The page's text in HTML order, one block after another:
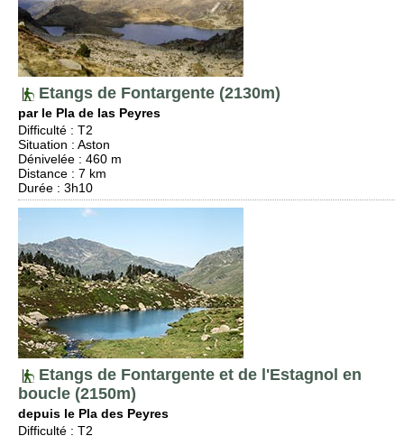
Etangs de Fontargente (2130m)
par le Pla de las Peyres
Difficulté : T2
Situation : Aston
Dénivelée : 460 m
Distance : 7 km
Durée : 3h10
Etangs de Fontargente et de l'Estagnol en
boucle (2150m)
depuis le Pla des Peyres
Difficulté : T2